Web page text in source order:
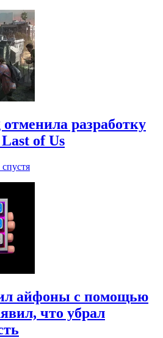
разработку
of Us
айфоны с помощью
что убрал